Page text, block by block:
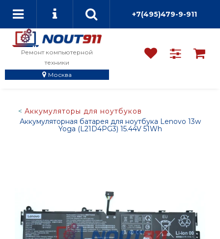
+7(495)479-9-911
Ремонт компьютерной
техники
Москва
Аккумуляторы для ноутбуков
Аккумуляторная батарея для ноутбука Lenovo 13w
Yoga (L21D4PG3) 15.44V 51Wh